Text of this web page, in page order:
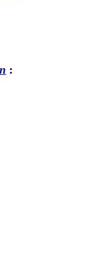
: